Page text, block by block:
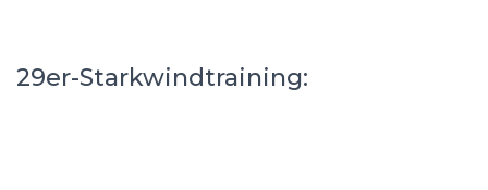
29er-Starkwindtraining: